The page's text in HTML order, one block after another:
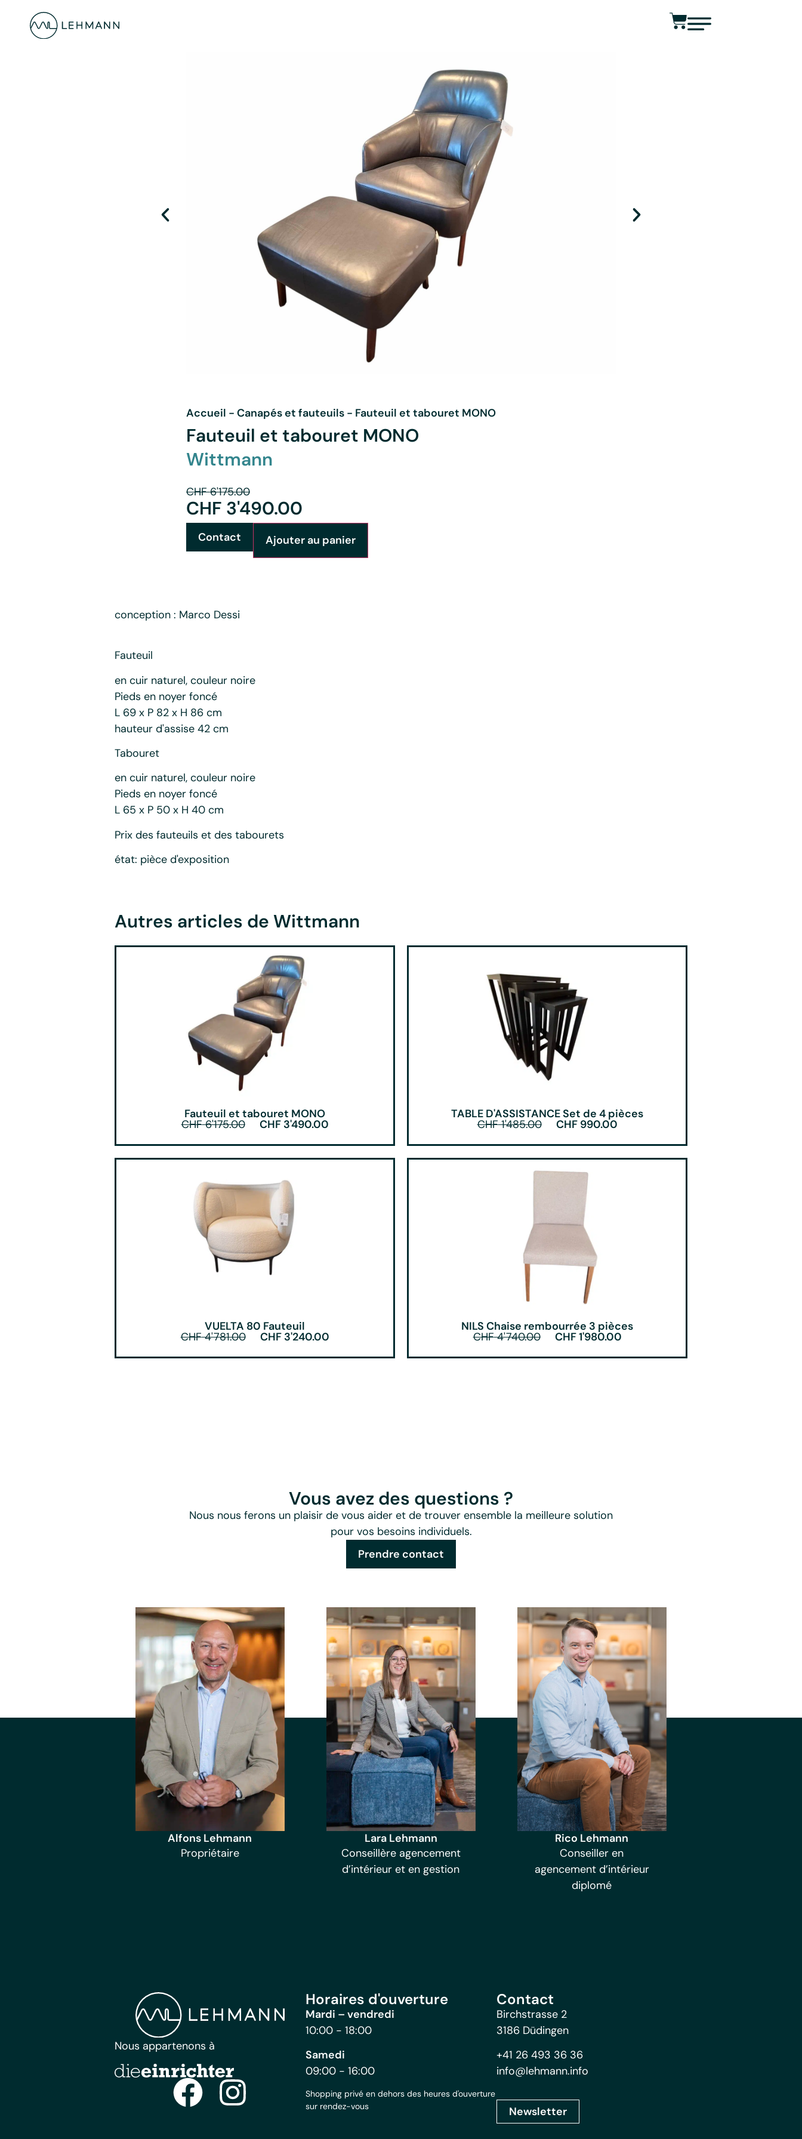
Accueil - Canapés et fauteuils - Fauteuil et tabouret MONO
Fauteuil et tabouret MONO
Wittmann
CHF6'175.00
CHF 3'490.00
Contact Ajouter au panier
conception : Marco Dessi
Fauteuil
en cuir naturel, couleur noire
Pieds en noyer foncé
L 69 x P 82 x H 86 cm
hauteur d'assise 42 cm
Tabouret
en cuir naturel, couleur noire
Pieds en noyer foncé
L 65 x P 50 x H 40 cm
Prix des fauteuils et des tabourets
état: pièce d'exposition
Autres articles de Wittmann
Fauteuil et tabouret MONO
CHF6'175.00 CHF3'490.00
TABLE D'ASSISTANCE Set de 4 pièces
CHF1'485.00 CHF990.00
VUELTA 80 Fauteuil
CHF4'781.00 CHF3'240.00
NILS Chaise rembourrée 3 pièces
CHF4'740.00 CHF1'980.00
Vous avez des questions ?
Nous nous ferons un plaisir de vous aider et de trouver ensemble la meilleure solution
pour vos besoins individuels.
Prendre contact
Alfons Lehmann
Propriétaire
Lara Lehmann
Conseillère agencement
d’intérieur et en gestion
Rico Lehmann
Conseiller en
agencement d’intérieur
diplomé
Nous appartenons à
Horaires d'ouverture
Mardi – vendredi
10:00 - 18:00
Samedi
09:00 - 16:00
Shopping privé en dehors des heures d'ouverture
sur rendez-vous
Contact
Birchstrasse 2
3186 Düdingen
+41 26 493 36 36
info@lehmann.info
Newsletter